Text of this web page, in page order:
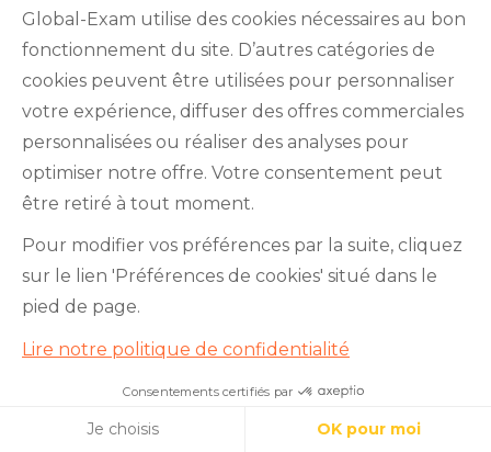
Je teste mon niveau en 10
Abonnez-vous à notre newsletter
Recevez en exclusivité nos conseils et actualités
directement dans votre boîte e-mail
Global-Exam utilise des cookies nécessaires au bon
fonctionnement du site. D’autres catégories de
cookies peuvent être utilisées pour personnaliser
votre expérience, diffuser des offres commerciales
personnalisées ou réaliser des analyses pour
optimiser notre offre. Votre consentement peut
être retiré à tout moment.
Pour modifier vos préférences par la suite, cliquez
sur le lien 'Préférences de cookies' situé dans le
pied de page.
Lire notre politique de confidentialité
Consentements certifiés par
Je choisis OK pour moi
Cookies